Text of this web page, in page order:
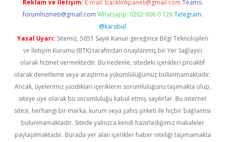
Reklam ve İletişim: E-mail: backlinkpaneli@gmail.com Teams:
forumhizmeti@gmail.com Whatsapp: 0262 606 0 726 Telegram:
@karabul
Yasal Uyarı: Sitemiz, 5651 Sayılı Kanun gereğince Bilgi Teknolojileri
ve İletişim Kurumu (BTK) tarafından onaylanmış bir Yer Sağlayıcı
olarak hizmet vermektedir. Bu nedenle, sitedeki içerikleri proaktif
olarak denetleme veya araştırma yükümlülüğümüz bulunmamaktadır.
Ancak, üyelerimiz yazdıkları içeriklerin sorumluluğunu taşımakta olup,
siteye üye olarak bu sorumluluğu kabul etmiş sayılırlar. Bu internet
sitesi, herhangi bir marka, kurum veya şahıs şirketi ile hiçbir bağlantısı
bulunmamaktadır. Sitede yalnızca kendi hazırladığımız makaleler
paylaşılmaktadır. Burada yer alan içerikler haber niteliği taşımamakta